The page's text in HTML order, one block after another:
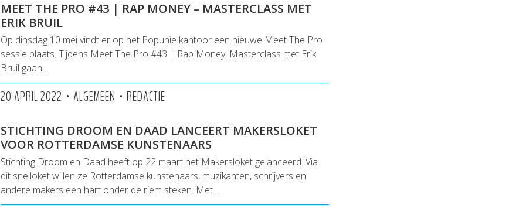
MEET THE PRO #43 | RAP MONEY – MASTERCLASS MET
ERIK BRUIL
Op dinsdag 10 mei vindt er op het Popunie kantoor een nieuwe Meet The Pro
sessie plaats. Tijdens Meet The Pro #43 | Rap Money: Masterclass met Erik
Bruil gaan…
20 APRIL 2022 • ALGEMEEN • REDACTIE
STICHTING DROOM EN DAAD LANCEERT MAKERSLOKET
VOOR ROTTERDAMSE KUNSTENAARS
Stichting Droom en Daad heeft op 22 maart het Makersloket gelanceerd. Via
dit snelloket willen ze Rotterdamse kunstenaars, muzikanten, schrijvers en
andere makers een hart onder de riem steken. Met…